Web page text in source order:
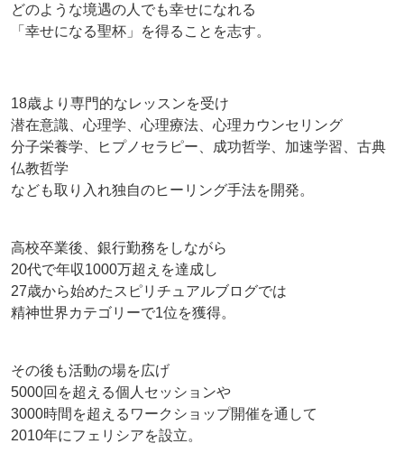
どのような境遇の人でも幸せになれる
「幸せになる聖杯」を得ることを志す。
18歳より専門的なレッスンを受け
潜在意識、心理学、心理療法、心理カウンセリング
分子栄養学、ヒプノセラピー、成功哲学、加速学習、古典
仏教哲学
なども取り入れ独自のヒーリング手法を開発。
高校卒業後、銀行勤務をしながら
20代で年収1000万超えを達成し
27歳から始めたスピリチュアルブログでは
精神世界カテゴリーで1位を獲得。
その後も活動の場を広げ
5000回を超える個人セッションや
3000時間を超えるワークショップ開催を通して
2010年にフェリシアを設立。